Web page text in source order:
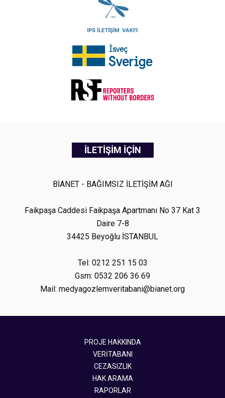
İLETİŞİM İÇİN
BİANET - BAĞIMSIZ İLETİŞİM AĞI
Faikpaşa Caddesi Faikpaşa Apartmanı No 37 Kat 3
Daire 7-8
34425 Beyoğlu İSTANBUL
Tel: 0212 251 15 03
Gsm: 0532 206 36 69
Mail: medyagozlemveritabani@bianet.org
PROJE HAKKINDA
VERİTABANI
CEZASIZLIK
HAK ARAMA
RAPORLAR